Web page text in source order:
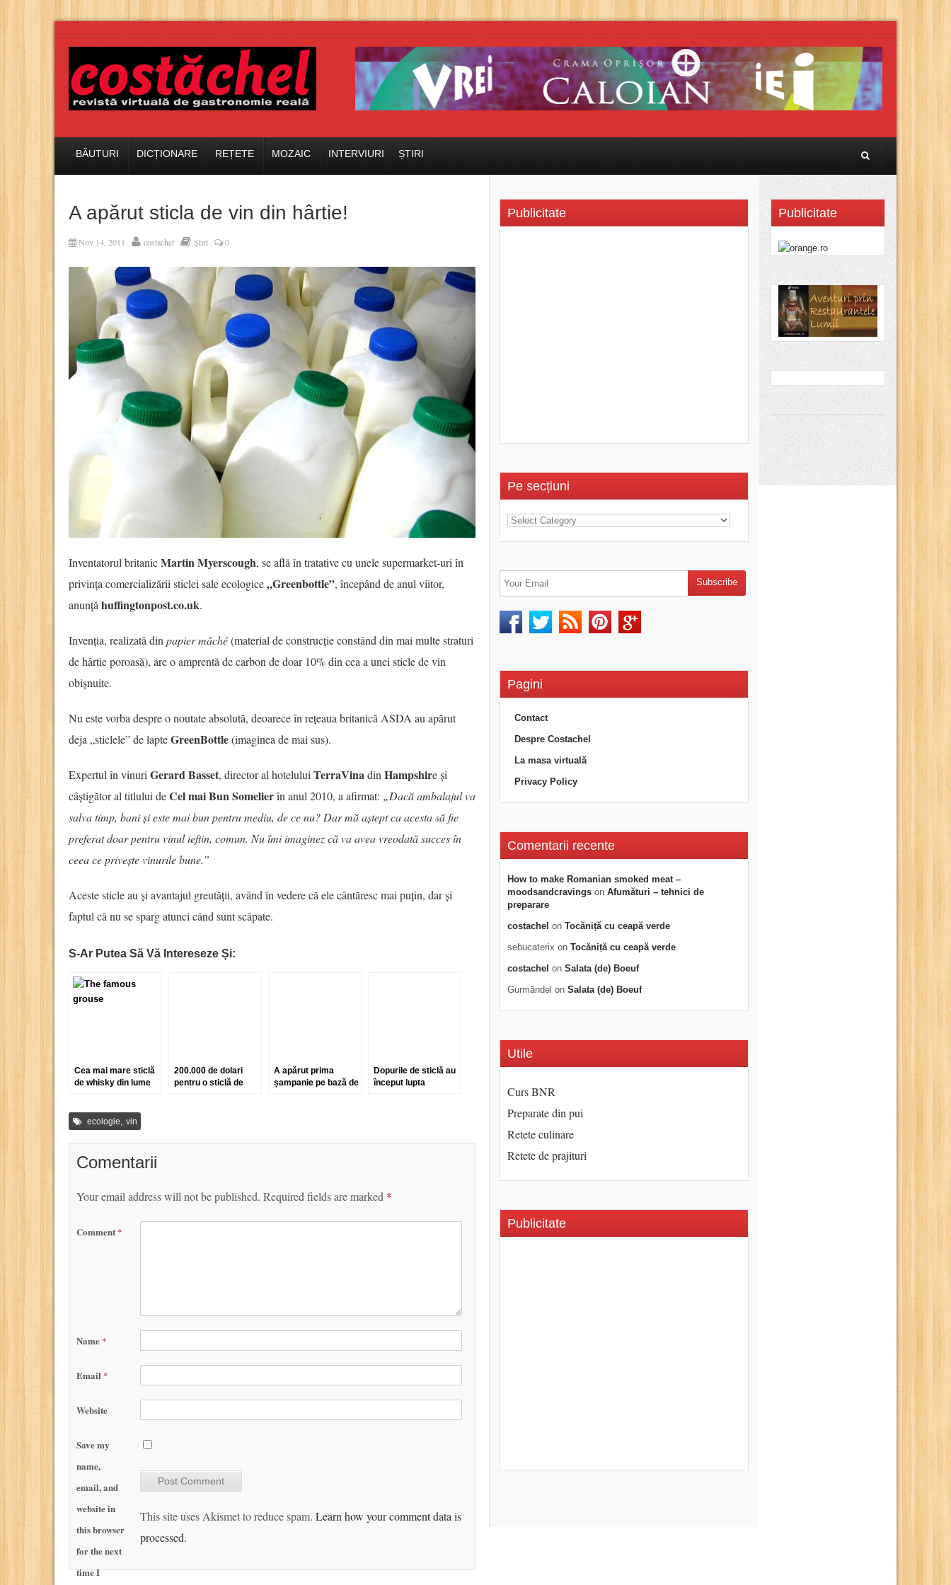
BĂUTURI DICȚIONARE REȚETE MOZAIC INTERVIURI ȘTIRI
A apărut sticla de vin din hârtie!
Nov 14, 2011 costachel Știri 0
Inventatorul britanicMartin Myerscough, se află în tratative cu unele supermarket-uri în
privința comercializării sticlei sale ecologice„Greenbottle”, începând de anul viitor,
anunțăhuffingtonpost.co.uk.
Invenția, realizată dinpapier mâché(material de construcție constând din mai multe straturi
de hârtie poroasă), are o amprentă de carbon de doar 10% din cea a unei sticle de vin
obișnuite.
Nu este vorba despre o noutate absolută, deoarece în rețeaua britanică ASDA au apărut
deja „sticlele” de lapteGreenBottle(imaginea de mai sus).
Expertul în vinuriGerard Basset, director al hoteluluiTerraVinadinHampshire și
câștigător al titlului deCel mai Bun Somelierîn anul 2010, a afirmat: „Dacă ambalajul va
salva timp, bani și este mai bun pentru mediu, de ce nu? Dar mă aștept ca acesta să fie
preferat doar pentru vinul ieftin, comun. Nu îmi imaginez că va avea vreodată succes în
ceea ce privește vinurile bune.”
Aceste sticle au și avantajul greutății, având în vedere că ele cântăresc mai puțin, dar și
faptul că nu se sparg atunci când sunt scăpate.
S-Ar Putea Să Vă Intereseze Și:
Cea mai mare sticlă
de whisky din lume
200.000 de dolari
pentru o sticlă de
A apărut prima
șampanie pe bază de
Dopurile de sticlă au
început lupta
ecologie, vin
Comentarii
Your email address will not be published. Required fields are marked *
Comment *
Name *
Email *
Website
Save my
name,
email, and
website in
this browser
for the next
time I
This site uses Akismet to reduce spam. Learn how your comment data is
processed.
Publicitate
Pe secțiuni
Pagini
Contact
Despre Costachel
La masa virtuală
Privacy Policy
Comentarii recente
How to make Romanian smoked meat –
moodsandcravings on Afumături – tehnici de
preparare
costachel on Tocăniță cu ceapă verde
sebucaterix on Tocăniță cu ceapă verde
costachel on Salata (de) Boeuf
Gurmăndel on Salata (de) Boeuf
Utile
Curs BNR
Preparate din pui
Retete culinare
Retete de prajituri
Publicitate
Publicitate